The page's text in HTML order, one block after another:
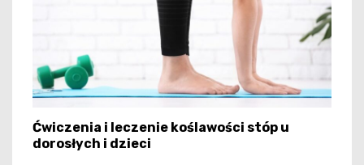
Ćwiczenia i leczenie koślawości stóp u
dorosłych i dzieci